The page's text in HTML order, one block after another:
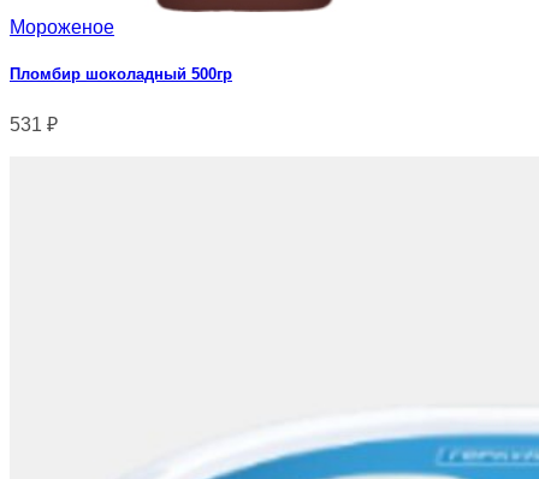
Мороженое
Пломбир шоколадный 500гр
531 ₽